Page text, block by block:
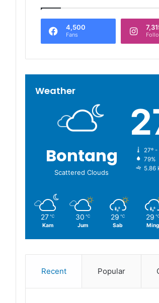
4,500
Fans
Weather
Bontang
Scattered Clouds
27º -
79%
5.86
27 ℃
Kam
30 ℃
Jum
29 ℃
Sab
29
Ming
Recent Popular